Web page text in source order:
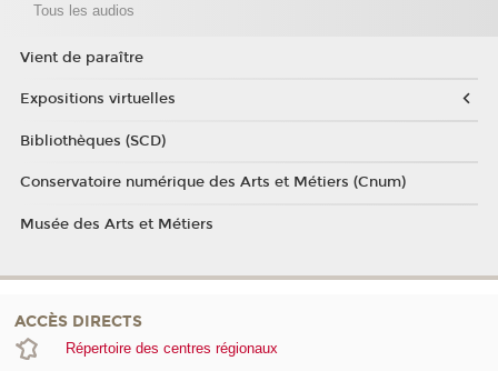
Tous les audios
Vient de paraître
Expositions virtuelles
Bibliothèques (SCD)
Conservatoire numérique des Arts et Métiers (Cnum)
Musée des Arts et Métiers
ACCÈS DIRECTS
Répertoire des centres régionaux